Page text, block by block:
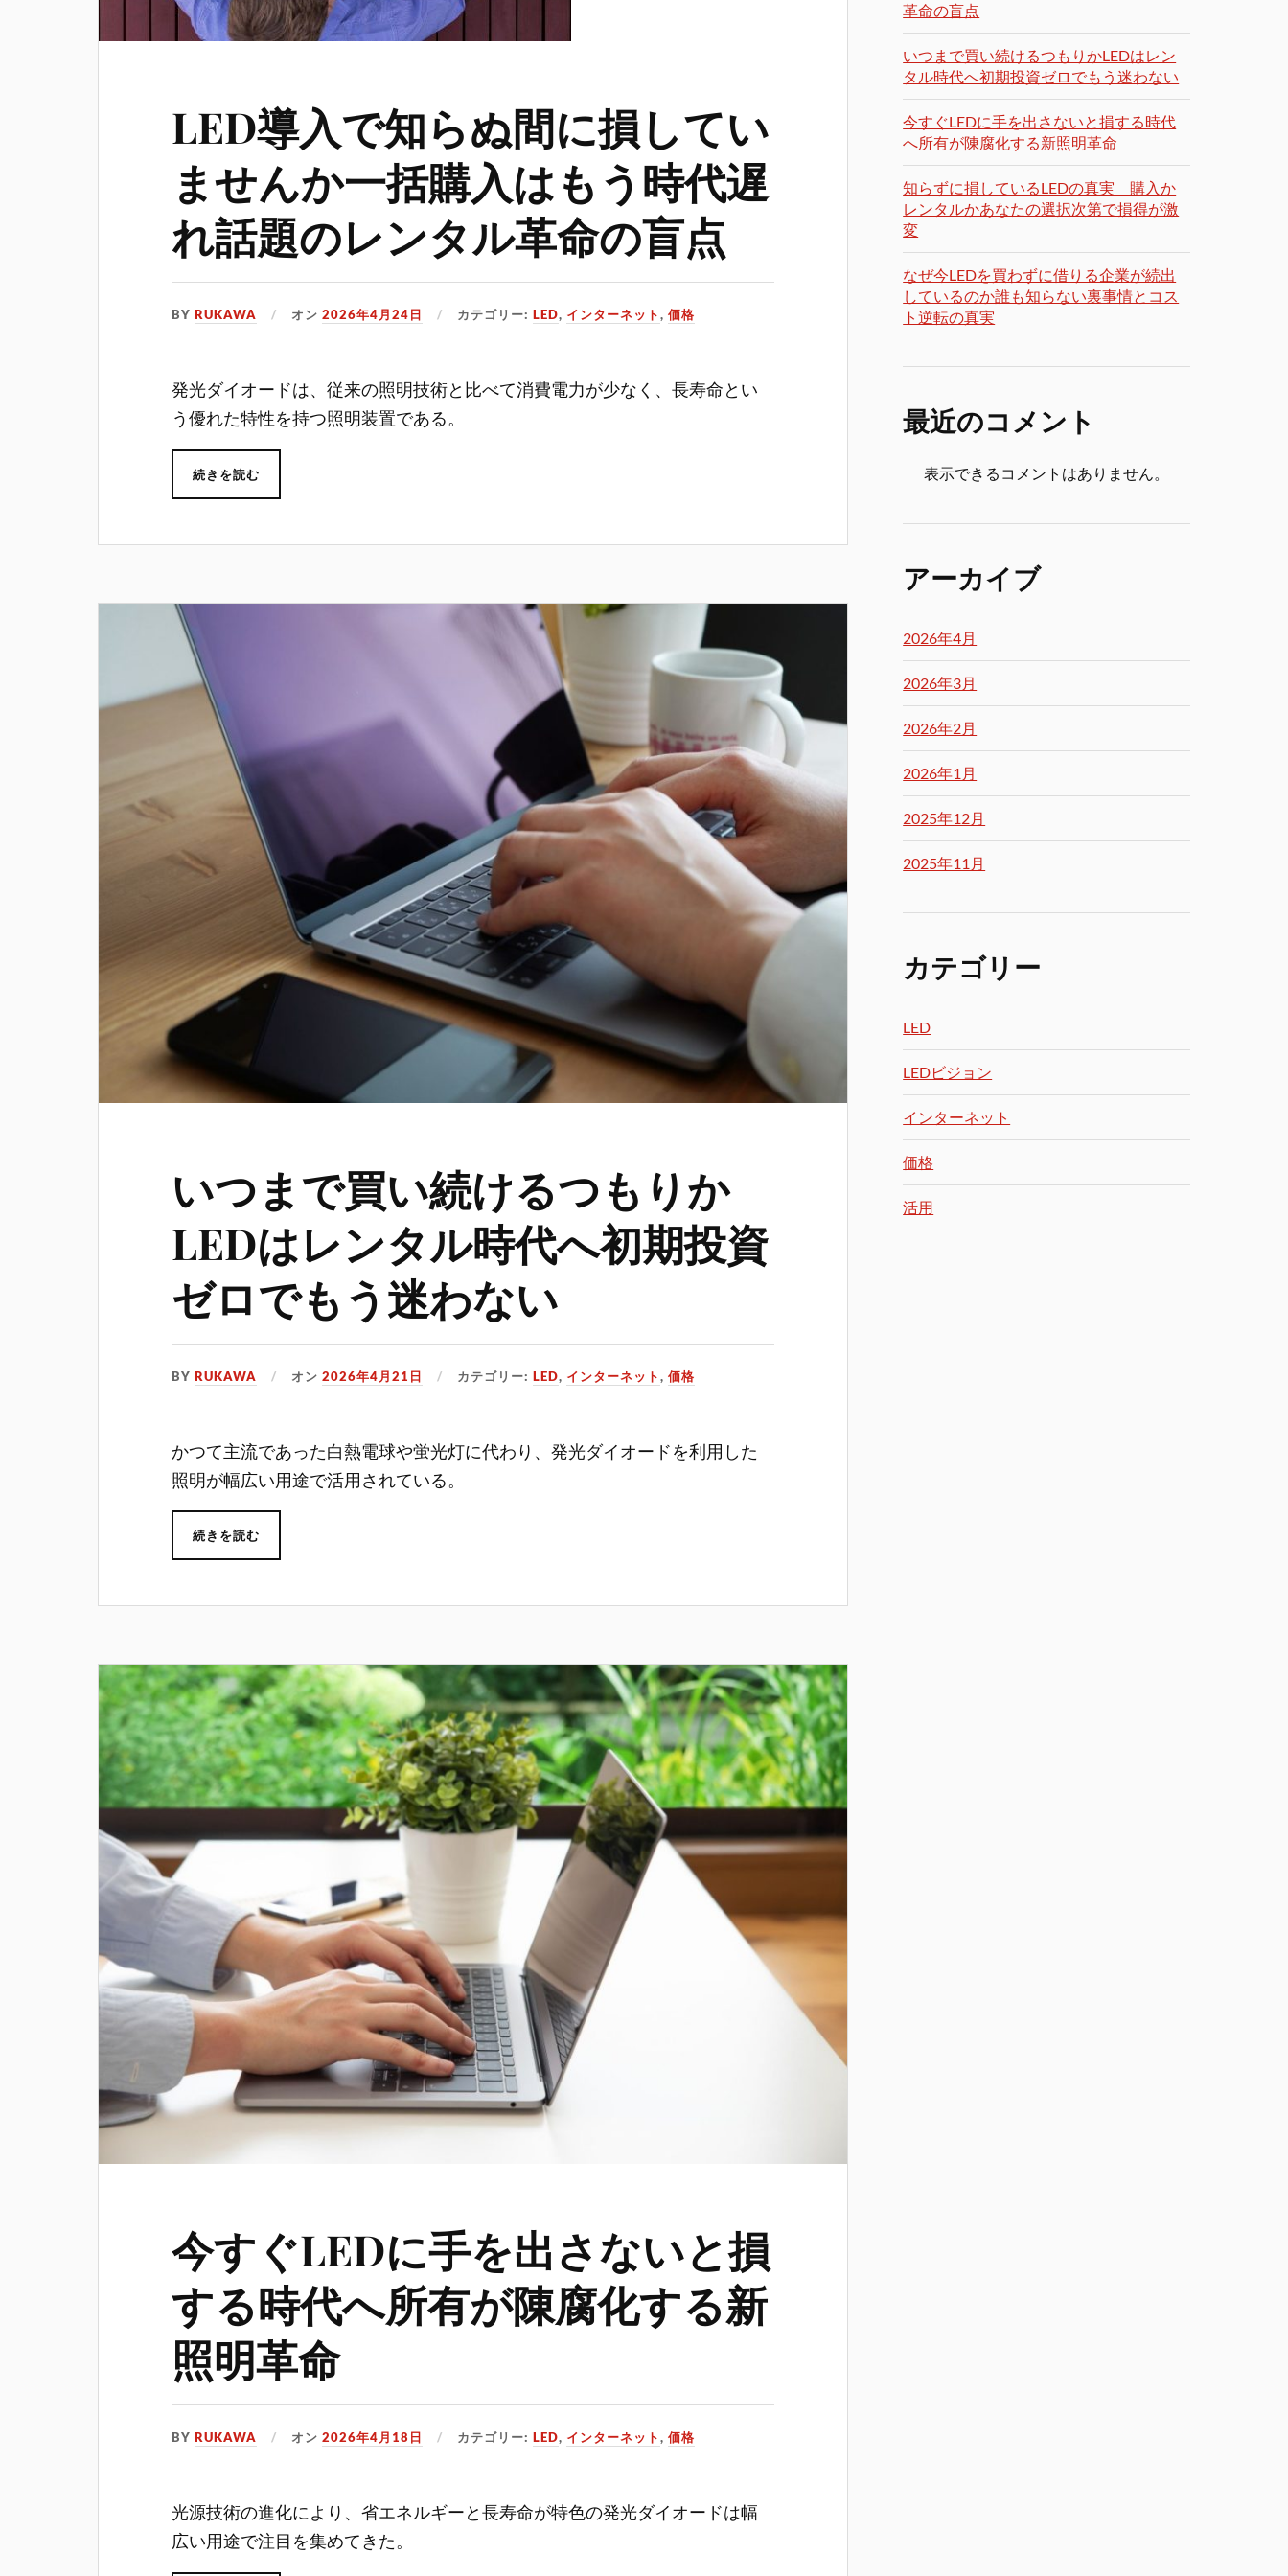
LED導入で知らぬ間に損してい
ませんか一括購入はもう時代遅
れ話題のレンタル革命の盲点
BYRUKAWA オン2026年4月24日 カテゴリー:LED, インターネット,価格
発光ダイオードは、従来の照明技術と比べて消費電力が少なく、長寿命とい
う優れた特性を持つ照明装置である。
続きを読む
いつまで買い続けるつもりか
LEDはレンタル時代へ初期投資
ゼロでもう迷わない
BYRUKAWA オン2026年4月21日 カテゴリー:LED, インターネット,価格
かつて主流であった白熱電球や蛍光灯に代わり、発光ダイオードを利用した
照明が幅広い用途で活用されている。
続きを読む
今すぐLEDに手を出さないと損
する時代へ所有が陳腐化する新
照明革命
BYRUKAWA オン2026年4月18日 カテゴリー:LED, インターネット,価格
光源技術の進化により、省エネルギーと長寿命が特色の発光ダイオードは幅
広い用途で注目を集めてきた。
革命の盲点
いつまで買い続けるつもりかLEDはレン
タル時代へ初期投資ゼロでもう迷わない
今すぐLEDに手を出さないと損する時代
へ所有が陳腐化する新照明革命
知らずに損しているLEDの真実 購入か
レンタルかあなたの選択次第で損得が激
変
なぜ今LEDを買わずに借りる企業が続出
しているのか誰も知らない裏事情とコス
ト逆転の真実
最近のコメント
表示できるコメントはありません。
アーカイブ
2026年4月
2026年3月
2026年2月
2026年1月
2025年12月
2025年11月
カテゴリー
LED
LEDビジョン
インターネット
価格
活用